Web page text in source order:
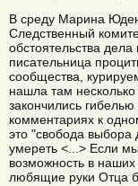
В среду Марина
Следственный
обстоятельства
писательница
сообщества,
нашла там
закончились
комментариях к
это "свобода выбора
умереть <...> Если
возможность в
любящие руки Отца